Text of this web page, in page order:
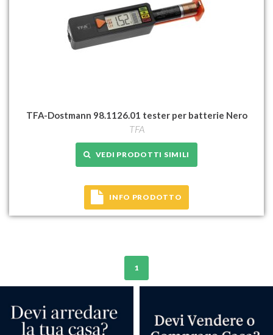
TFA-Dostmann 98.1126.01 tester per batterie Nero
TFA
VEDI PRODOTTI SIMILI
INFO PRODOTTO
1